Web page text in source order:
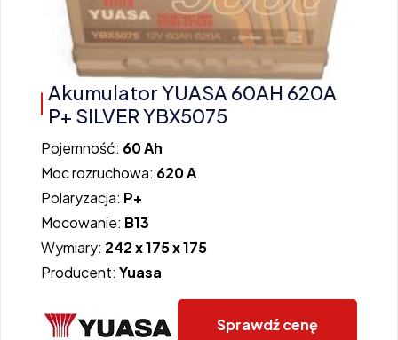
Akumulator YUASA 60AH 620A
P+ SILVER YBX5075
Pojemność: 60 Ah
Moc rozruchowa: 620 A
Polaryzacja: P+
Mocowanie: B13
Wymiary: 242 x 175 x 175
Producent: Yuasa
Sprawdź cenę